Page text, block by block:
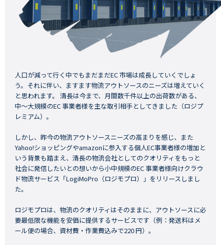
人口が減って行く中でもまだまだEC 市場は成長していくでしょ
う。それに伴い、ますます物流アウトソースのニーズは増えていく
と思われます。 清長は今まで、月間数千件以上の出荷数がある、
中～大規模のEC 事業者様を主な取引相手としてきました（ロジプ
レミアム）。
しかし、昨今の物流アウトソースニーズの高まりを感じ、また
Yahoo!ショッピングやamazonに参入する個人EC事業者様の増加と
いう背景も踏まえ、清長の物流会社としてのクオリティをもっと
社会に発信したいとの想いから小中規模のEC 事業者様向けクラウ
ド物流サービス「LogiMoPro（ロジモプロ）」をリリースしまし
た。
ロジモプロは、物流のクオリティはそのままに、アウトソースに必
要最低限な機能を安価に提供するサービスです（例：発送料はメ
ール便の場合、資材費・作業費込みで220 円）。